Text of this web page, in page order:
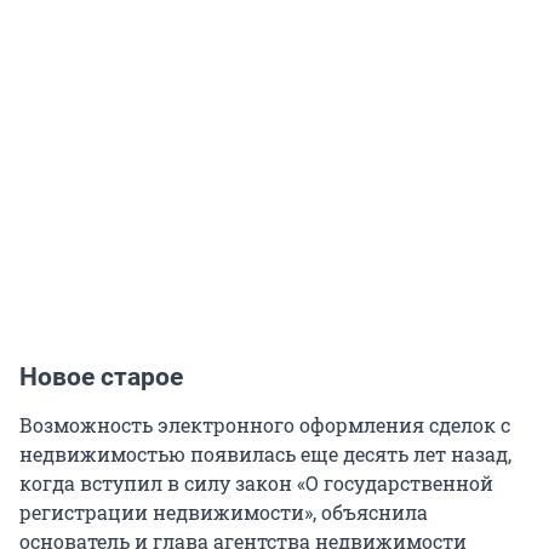
Новое старое
Возможность электронного оформления сделок с
недвижимостью появилась еще десять лет назад,
когда вступил в силу закон «О государственной
регистрации недвижимости», объяснила
основатель и глава агентства недвижимости